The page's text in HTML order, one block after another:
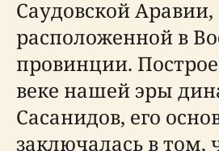
Саудовской Аравии,
расположенной в
провинции.
веке нашей эры
Сасанидов, его
заключалась в том,